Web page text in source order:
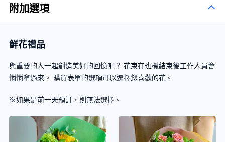
附加選項
鮮花禮品
與重要的人一起創造美好的回憶吧？ 花束在班機結束後工作人員會
悄悄拿過來。 購買表單的選項可以選擇您喜歡的花。
※如果是前一天預訂，則無法選擇。